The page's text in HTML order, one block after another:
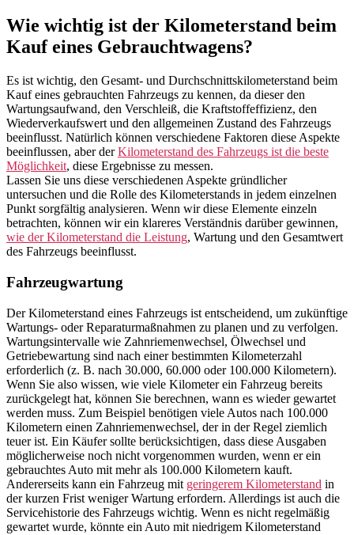
Wie wichtig ist der Kilometerstand beim
Kauf eines Gebrauchtwagens?
Es ist wichtig, den Gesamt- und Durchschnittskilometerstand beim
Kauf eines gebrauchten Fahrzeugs zu kennen, da dieser den
Wartungsaufwand, den Verschleiß, die Kraftstoffeffizienz, den
Wiederverkaufswert und den allgemeinen Zustand des Fahrzeugs
beeinflusst. Natürlich können verschiedene Faktoren diese Aspekte
beeinflussen, aber derKilometerstand des Fahrzeugs ist die beste
Möglichkeit, diese Ergebnisse zu messen.
Lassen Sie uns diese verschiedenen Aspekte gründlicher
untersuchen und die Rolle des Kilometerstands in jedem einzelnen
Punkt sorgfältig analysieren. Wenn wir diese Elemente einzeln
betrachten, können wir ein klareres Verständnis darüber gewinnen,
wie der Kilometerstand die Leistung, Wartung und den Gesamtwert
des Fahrzeugs beeinflusst.
Fahrzeugwartung
Der Kilometerstand eines Fahrzeugs ist entscheidend, um zukünftige
Wartungs- oder Reparaturmaßnahmen zu planen und zu verfolgen.
Wartungsintervalle wie Zahnriemenwechsel, Ölwechsel und
Getriebewartung sind nach einer bestimmten Kilometerzahl
erforderlich (z. B. nach 30.000, 60.000 oder 100.000 Kilometern).
Wenn Sie also wissen, wie viele Kilometer ein Fahrzeug bereits
zurückgelegt hat, können Sie berechnen, wann es wieder gewartet
werden muss. Zum Beispiel benötigen viele Autos nach 100.000
Kilometern einen Zahnriemenwechsel, der in der Regel ziemlich
teuer ist. Ein Käufer sollte berücksichtigen, dass diese Ausgaben
möglicherweise noch nicht vorgenommen wurden, wenn er ein
gebrauchtes Auto mit mehr als 100.000 Kilometern kauft.
Andererseits kann ein Fahrzeug mit geringerem Kilometerstand in
der kurzen Frist weniger Wartung erfordern. Allerdings ist auch die
Servicehistorie des Fahrzeugs wichtig. Wenn es nicht regelmäßig
gewartet wurde, könnte ein Auto mit niedrigem Kilometerstand